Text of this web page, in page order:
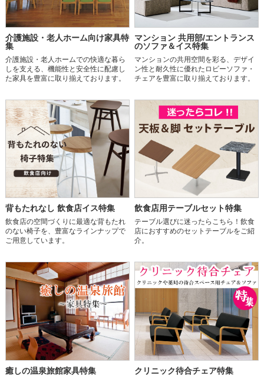
介護施設・老人ホーム向け家具特
集
介護施設・老人ホームでの快適な暮ら
しを支える、機能性と安全性に配慮し
た家具を豊富に取り揃えております。
マンション 共用部/エントランス
のソファ＆イス特集
マンションの共用空間を彩る、デザイ
ン性と耐久性に優れたロビーソファ・
チェアを豊富に取り揃えております。
背もたれなし 飲食店イス特集
飲食店の空間づくりに最適な背もたれ
のない椅子を、豊富なラインナップで
ご用意しています。
飲食店用テーブルセット特集
テーブル選びに迷ったらこちら！飲食
店におすすめのセットテーブルをご紹
介。
癒しの温泉旅館家具特集 クリニック待合チェア特集